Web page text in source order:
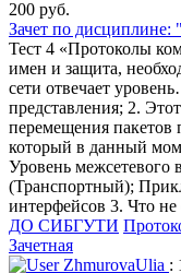
200 руб.
Зачет по
Тест 4 «Протоколы
имен и защита,
сети отвечает
представления; 2.
перемещения пакетов
который в данный
Уровень межсетевого
(Транспортный);
интерфейсов 3. Что не
ДО СИБГУТИ
Зачетная
ZhmurovaUlia :